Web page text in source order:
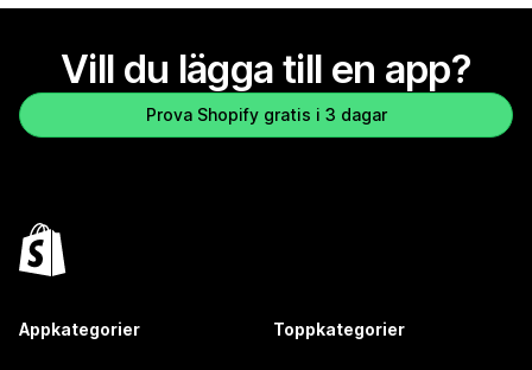
Vill du lägga till en app?
Prova Shopify gratis i 3 dagar
Appkategorier Toppkategorier